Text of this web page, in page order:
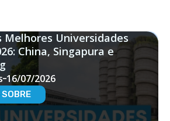
Melhores Universidades
China, Singapura e
16/07/2026